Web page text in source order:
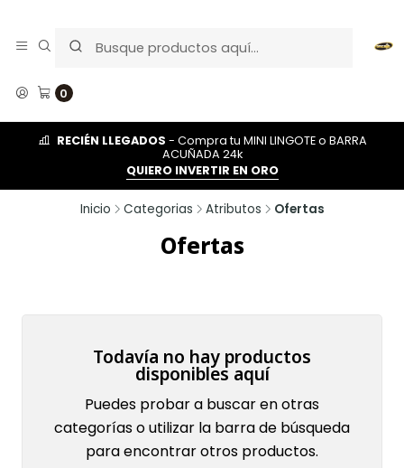
0
RECIÉN LLEGADOS - Compra tu MINI LINGOTE o BARRA
ACUÑADA 24k
QUIERO INVERTIR EN ORO
Inicio Categorias Atributos Ofertas
Ofertas
Todavía no hay productos
disponibles aquí
Puedes probar a buscar en otras
categorías o utilizar la barra de búsqueda
para encontrar otros productos.